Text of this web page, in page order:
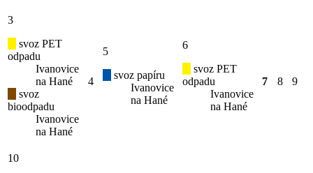
3
svoz PET
odpadu
Ivanovice
na Hané
svoz
bioodpadu
Ivanovice
na Hané
4
5
svoz papíru
Ivanovice
na Hané
6
svoz PET
odpadu
Ivanovice
na Hané
7 8 9
10